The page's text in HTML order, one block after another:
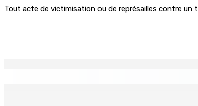
Tout acte de victimisation ou de représailles contre un